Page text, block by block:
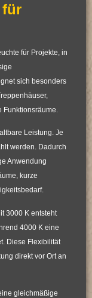
für
für Projekte, in
sich besonders
Funktionsräume.
Leistung. Je
werden. Dadurch
Anwendung
kurze
3000 K entsteht
4000 K eine
Diese Flexibilität
direkt vor Ort an
gleichmäßige